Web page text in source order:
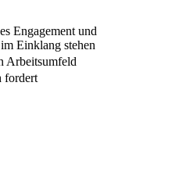
Engagement und
Einklang stehen
Arbeitsumfeld
fordert